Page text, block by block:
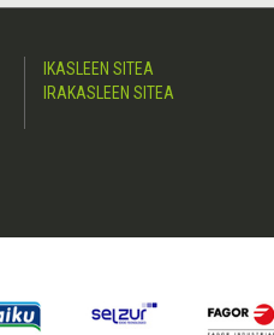
IKASLEEN SITEA
IRAKASLEEN SITEA